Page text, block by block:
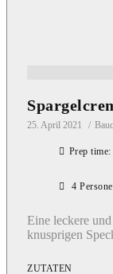
25. April 2021
Prep
4
Eine leckere
knusprigen
ZUTATEN